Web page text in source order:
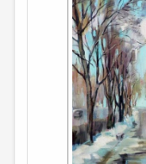
ПРАВИЛА САЙТА
ОТДЕЛЫ И РУБРИКИ
ИЗБРАННОЕ
ДАЙДЖЕСТ
ПРОИЗВЕДЕНИЯ